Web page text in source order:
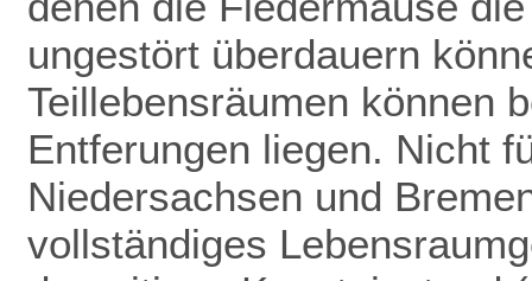
ungestört überdauern
Teillebensräumen können
Entferungen liegen. Nicht
Niedersachsen und
vollständiges